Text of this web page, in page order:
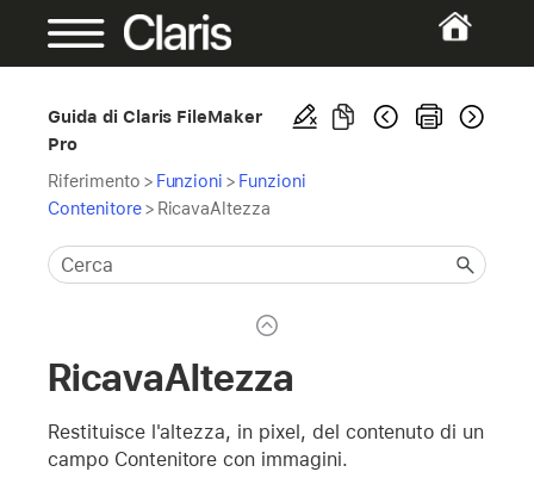
Guida di Claris FileMaker
Pro
Riferimento > Funzioni > Funzioni
Contenitore > RicavaAltezza
RicavaAltezza
Restituisce l'altezza, in pixel, del contenuto di un
campo Contenitore con immagini.